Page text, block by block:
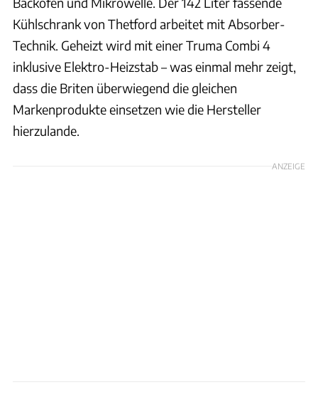
Kühlschrank von Thetford arbeitet mit Absorber-
Technik. Geheizt wird mit einer Truma Combi 4
inklusive Elektro-Heizstab – was einmal mehr zeigt,
dass die Briten überwiegend die gleichen
Markenprodukte einsetzen wie die Hersteller
hierzulande.
ANZEIGE